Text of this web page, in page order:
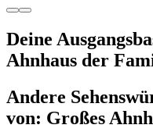
Deine
Ahnhaus der
Andere
von: Großes